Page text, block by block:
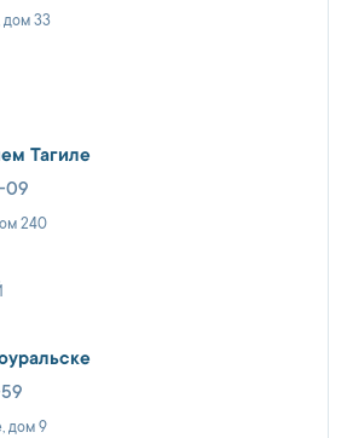
дом 33
Тагиле
09
240
дом 9